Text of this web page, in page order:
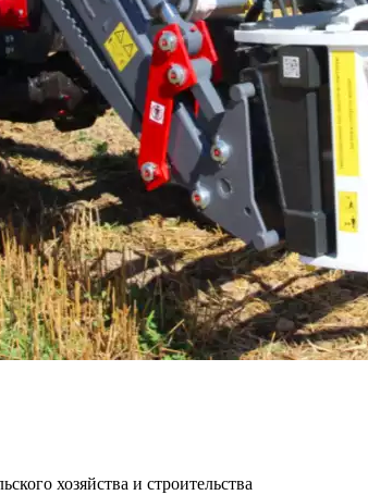
хозяйства и строительства